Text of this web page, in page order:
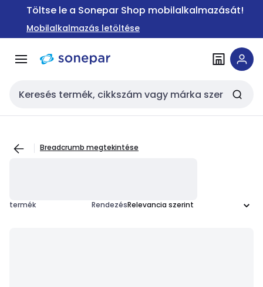
Ugrás a
Ugrás a
tartalomra
Töltse le a Sonepar Shop mobilalkalmazását!
Mobilalkalmazás letöltése
Keresési bemenet
Breadcrumb megtekintése
termék Rendezés